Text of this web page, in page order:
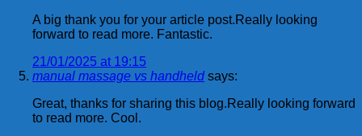
A big thank you for your article post.Really looking
forward to read more. Fantastic.
21/01/2025 at 19:15
manual massage vs handheld says:
Great, thanks for sharing this blog.Really looking forward
to read more. Cool.